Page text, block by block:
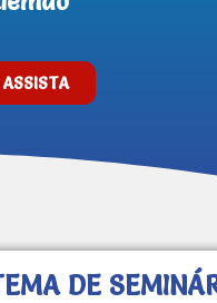
ASSISTA
DE